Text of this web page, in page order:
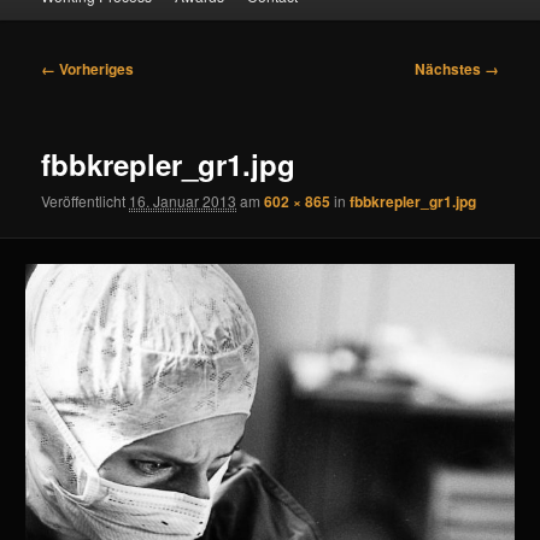
Bilder-
← Vorheriges Nächstes →
fbbkrepler_gr1.jpg
Veröffentlicht 16. Januar 2013 am602 × 865 infbbkrepler_gr1.jpg